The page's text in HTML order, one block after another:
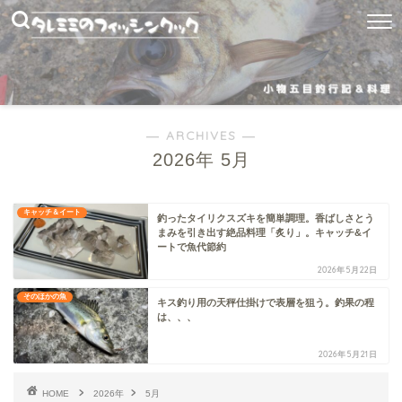
― ARCHIVES ―
2026年 5月
キャッチ＆イート
釣ったタイリクスズキを簡単調理。香ばしさとう
まみを引き出す絶品料理「炙り」。キャッチ&イ
ートで魚代節約
2026年5月22日
そのほかの魚
キス釣り用の天秤仕掛けで表層を狙う。釣果の程
は、、、
2026年5月21日
HOME 2026年 5月